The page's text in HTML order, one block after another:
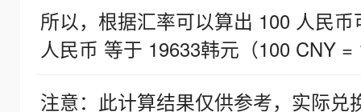
所以，根据汇率可以算出 100 人民
人民币 等于 19633韩元（100 CNY =
注意：此计算结果仅供参考，实际